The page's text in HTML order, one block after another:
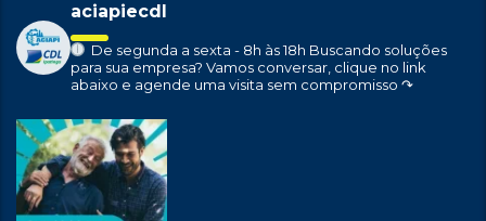
aciapiecdl
De segunda a sexta - 8h às 18h Buscando soluções
para sua empresa? Vamos conversar, clique no link
abaixo e agende uma visita sem compromisso ↷